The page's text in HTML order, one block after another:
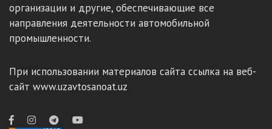
организации и другие, обеспечивающие все
направления деятельности автомобильной
промышленности.
При использовании материалов сайта ссылка на веб-
сайт www.uzavtosanoat.uz